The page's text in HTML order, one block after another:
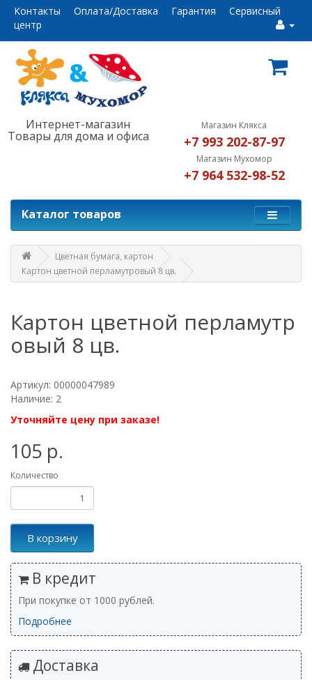
Контакты Оплата/Доставка Гарантия
Сервисный
центр
Интернет-магазин
Товары для дома и офиса
Магазин Клякса
+7 993 202-87-97
Магазин Мухомор
+7 964 532-98-52
Каталог товаров
Цветная бумага, картон
Картон цветной перламутровый 8 цв.
Картон цветной перламутр
овый 8 цв.
Артикул: 00000047989
Наличие: 2
Уточняйте цену при заказе!
105 р.
Количество
В корзину
В кредит
При покупке от 1000 рублей.
Подробнее
Доставка